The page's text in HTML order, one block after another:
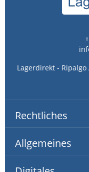
Lagerdirekt - Ripalgo
Rechtliches
Allgemeines